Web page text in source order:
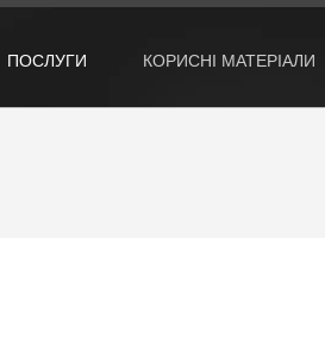
ПОСЛУГИ КОРИСНІ МАТЕРІАЛИ